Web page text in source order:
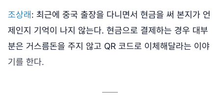
조상래: 최근에 중국 출장을 다니면서 현금을 써 본지가 언
제인지 기억이 나지 않는다. 현금으로 결제하는 경우 대부
분은 거스름돈을 주지 않고 QR 코드로 이체해달라는 이야
기를 한다.